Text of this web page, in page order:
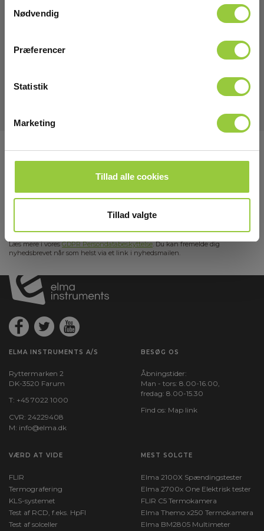
Nødvendig
Præferencer
Statistik
Marketing
Tillad alle cookies
Tillad valgte
Tilmeld dig E-News!
Hold dig opdateret og få vores fantastiske tilbud i
din indbakke
Læs mere i voresGDPR Persondatabeskyttelse. Du kan fremelde dig
nyhedsbrevet når som helst via et link i nyhedsmailen.
ELMA INSTRUMENTS A/S
Ryttermarken 2
DK-3520 Farum
T: +45 7022 1000
CVR: 24229408
M: info@elma.dk
BESØG OS
Åbningstider:
Man - tors: 8.00-16.00,
fredag: 8.00-15.30
Find os: Map link
VÆRD AT VIDE
FLIR
Termografering
KLS-systemet
Test af RCD, f.eks. HpFI
Test af solceller
MEST SOLGTE
Elma 2100X Spændingstester
Elma 2700x One Elektrisk tester
FLIR C5 Termokamera
Elma Themo x250 Termokamera
Elma BM2805 Multimeter